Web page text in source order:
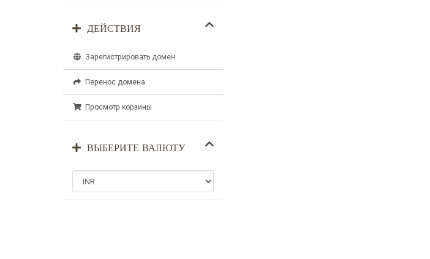
ДЕЙСТВИЯ
Зарегистрировать домен
Перенос домена
Просмотр корзины
ВЫБЕРИТЕ ВАЛЮТУ